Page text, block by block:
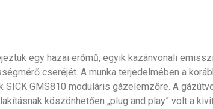
egy hazai erőmű, egyik kazánvonali
cseréjét. A munka terjedelmében a
GMS810 moduláris gázelemzőre. A
köszönhetően „plug and play” volt a